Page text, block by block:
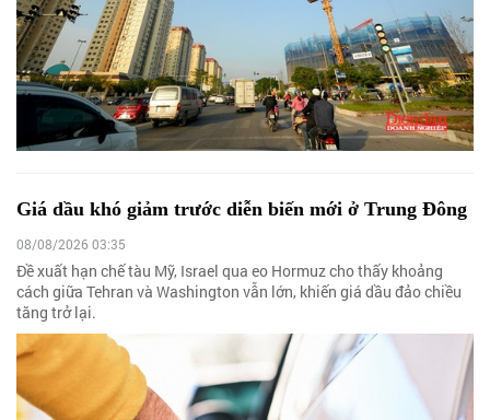
Giá dầu khó giảm trước diễn biến mới ở Trung Đông
08/08/2026 03:35
Đề xuất hạn chế tàu Mỹ, Israel qua eo Hormuz cho thấy khoảng
cách giữa Tehran và Washington vẫn lớn, khiến giá dầu đảo chiều
tăng trở lại.